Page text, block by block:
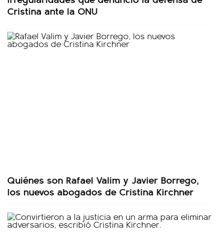
Cristina ante la ONU
Quiénes son Rafael Valim y Javier Borrego,
los nuevos abogados de Cristina Kirchner